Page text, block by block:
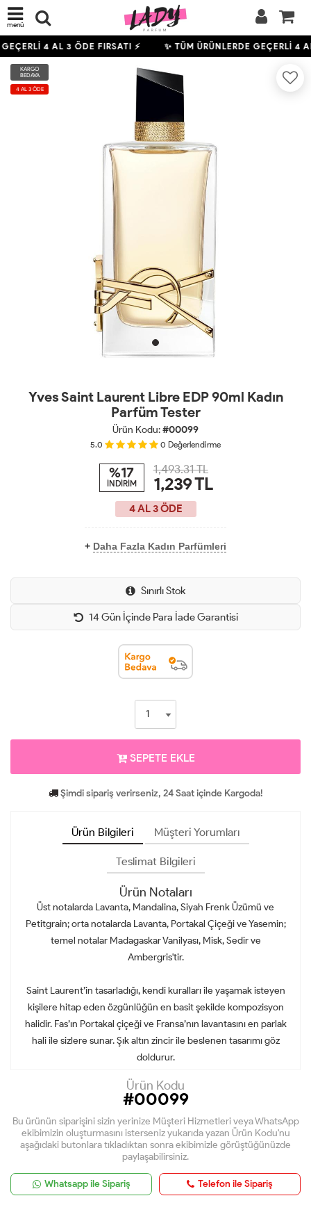
menü
4AL 3 ÖDE FIRSATI ⚡ ✨ TÜM ÜRÜNLERDE GEÇERLİ4
KARGO
BEDAVA
4 AL 3 ÖDE
Yves Saint Laurent Libre EDP 90ml Kadın
Parfüm Tester
Ürün Kodu:#00099
5.0 0 Değerlendirme
%17
İNDİRİM
1,493.31 TL
1,239TL
4 AL 3 ÖDE
+ Daha Fazla Kadın Parfümleri
Sınırlı Stok
14 Gün İçinde Para İade Garantisi
SEPETE EKLE
Şimdi sipariş verirseniz, 24 Saat içinde Kargoda!
Ürün Bilgileri Müşteri Yorumları
Teslimat Bilgileri
Ürün Notaları
Üst notalarda Lavanta, Mandalina, Siyah Frenk Üzümü ve
Petitgrain; orta notalarda Lavanta, Portakal Çiçeği ve Yasemin;
temel notalar Madagaskar Vanilyası, Misk, Sedir ve
Ambergris'tir.
Saint Laurent’in tasarladığı, kendi kuralları ile yaşamak isteyen
kişilere hitap eden özgünlüğün en basit şekilde kompozisyon
halidir. Fas’ın Portakal çiçeği ve Fransa’nın lavantasını en parlak
hali ile sizlere sunar. Şık altın zincir ile beslenen tasarımı göz
doldurur.
Ürün Kodu
#00099
Bu ürünün siparişini sizin yerinize Müşteri Hizmetleri veya WhatsApp
ekibimizin oluşturmasını isterseniz yukarıda yazan Ürün Kodu'nu
aşağıdaki butonlara tıkladıktan sonra ekibimizle görüştüğünüzde
paylaşabilirsiniz.
Whatsapp ile Sipariş Telefon ile Sipariş